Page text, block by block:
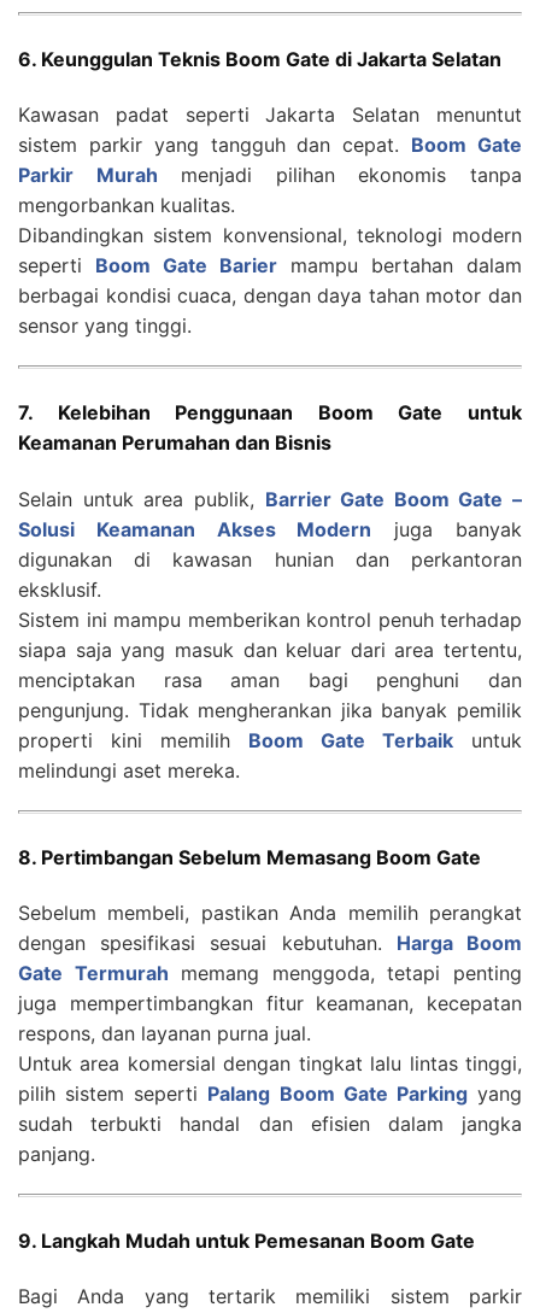
6. Keunggulan Teknis Boom Gate di Jakarta Selatan
Kawasan padat seperti Jakarta Selatan menuntut
sistem parkir yang tangguh dan cepat. Boom Gate
Parkir Murah menjadi pilihan ekonomis tanpa
mengorbankan kualitas.
Dibandingkan sistem konvensional, teknologi modern
seperti Boom Gate Barier mampu bertahan dalam
berbagai kondisi cuaca, dengan daya tahan motor dan
sensor yang tinggi.
7. Kelebihan Penggunaan Boom Gate untuk
Keamanan Perumahan dan Bisnis
Selain untuk area publik, Barrier Gate Boom Gate –
Solusi Keamanan Akses Modern juga banyak
digunakan di kawasan hunian dan perkantoran
eksklusif.
Sistem ini mampu memberikan kontrol penuh terhadap
siapa saja yang masuk dan keluar dari area tertentu,
menciptakan rasa aman bagi penghuni dan
pengunjung. Tidak mengherankan jika banyak pemilik
properti kini memilih Boom Gate Terbaik untuk
melindungi aset mereka.
8. Pertimbangan Sebelum Memasang Boom Gate
Sebelum membeli, pastikan Anda memilih perangkat
dengan spesifikasi sesuai kebutuhan. Harga Boom
Gate Termurah memang menggoda, tetapi penting
juga mempertimbangkan fitur keamanan, kecepatan
respons, dan layanan purna jual.
Untuk area komersial dengan tingkat lalu lintas tinggi,
pilih sistem seperti Palang Boom Gate Parkingyang
sudah terbukti handal dan efisien dalam jangka
panjang.
9. Langkah Mudah untuk Pemesanan Boom Gate
Bagi Anda yang tertarik memiliki sistem parkir